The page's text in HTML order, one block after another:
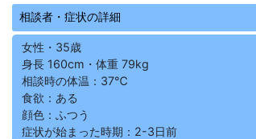
相談者・症状の詳細
女性・35歳
身長 160cm・体重 79kg
相談時の体温：37℃
食欲：ある
顔色：ふつう
症状が始まった時期：2-3日前